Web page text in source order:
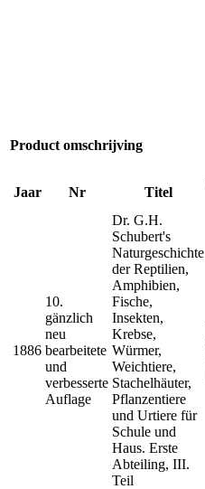
Product omschrijving
Jaar Nr Titel
1886
10.
gänzlich
neu
bearbeitete
und
verbesserte
Auflage
Dr. G.H.
Schubert's
Naturgeschichte
der Reptilien,
Amphibien,
Fische,
Insekten,
Krebse,
Würmer,
Weichtiere,
Stachelhäuter,
Pflanzentiere
und Urtiere für
Schule und
Haus. Erste
Abteiling, III.
Teil